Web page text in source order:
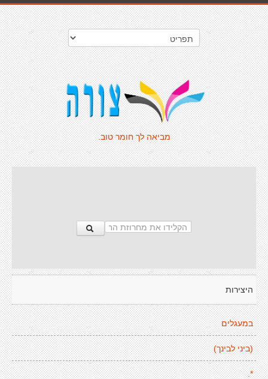
מביאה לך חומר טוב.
היצירות
במעגלים
(ביני לבינך)
*.